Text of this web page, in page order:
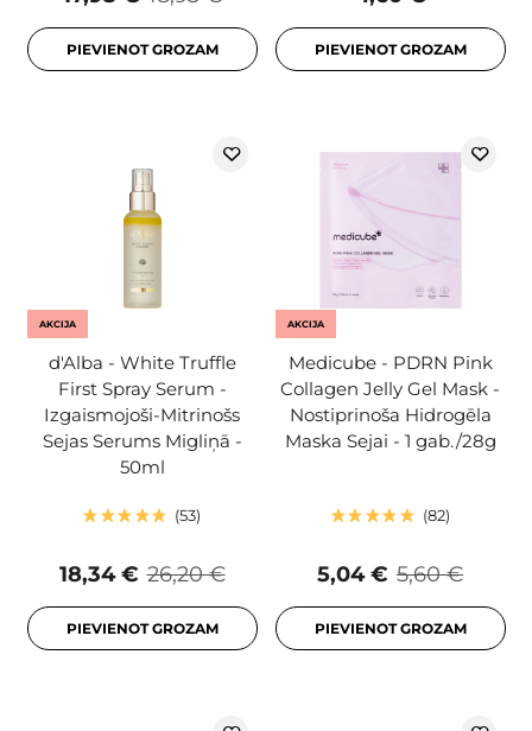
PIEVIENOT GROZAM PIEVIENOT GROZAM
AKCIJA
d'Alba - White Truffle
First Spray Serum -
Izgaismojoši-Mitrinošs
Sejas Serums Migliņā -
50ml
53
26,20 €
18,34 €
PIEVIENOT GROZAM
AKCIJA
Medicube - PDRN Pink
Collagen Jelly Gel Mask -
Nostiprinoša Hidrogēla
Maska Sejai - 1 gab./28g
82
5,60 €
5,04 €
PIEVIENOT GROZAM